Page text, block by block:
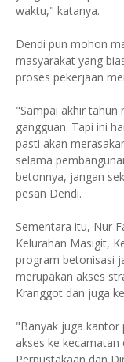
waktu," katanya.
Dendi pun mohon
masyarakat yang
proses pekerjaan
"Sampai akhir tahun
gangguan. Tapi ini
pasti akan
selama
betonnya, jangan
pesan Dendi.
Sementara itu, Nur
Kelurahan Masigit,
program betonisasi
merupakan akses
Kranggot dan juga
"Banyak juga kantor
akses ke